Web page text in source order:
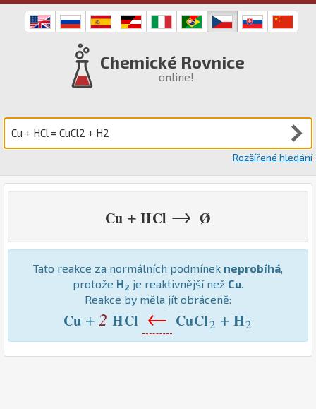
Chemické Rovnice
online!
Rozšířené hledání
Cu + HCl → Ø
Tato reakce za normálních podmínek neprobíhá
protože H2 je reaktivnější než Cu
Reakce by měla jít obráceně:
Cu + 2 HCl ← CuCl2 + H2